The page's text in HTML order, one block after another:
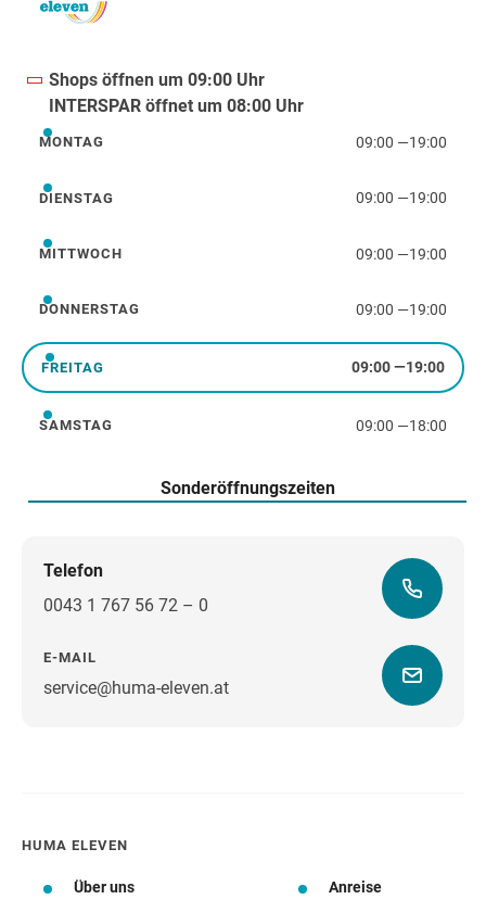
Shops öffnen um 09:00 Uhr
INTERSPAR öffnet um 08:00 Uhr
Montag
MONTAG 09:00 —19:00
Dienstag
DIENSTAG 09:00 —19:00
Mittwoch
MITTWOCH 09:00 —19:00
Donnerstag
DONNERSTAG 09:00 —19:00
Freitag
FREITAG 09:00—19:00
Samstag
SAMSTAG 09:00 —18:00
Sonderöffnungszeiten
Telefon
0043 1 767 56 72 – 0
E-MAIL
service@huma-eleven.atWegbeschreibung
HUMA ELEVEN
Über uns Anreise